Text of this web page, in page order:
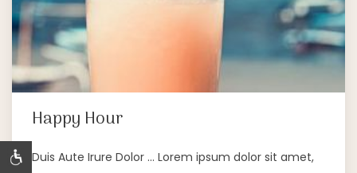
Happy Hour
Duis Aute Irure Dolor … Lorem ipsum dolor sit amet,